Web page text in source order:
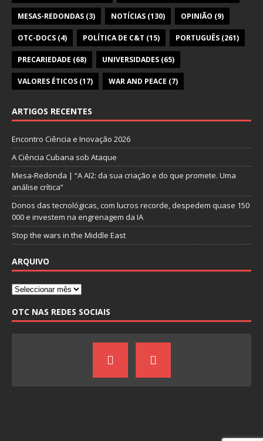
MESAS-REDONDAS (3) NOTÍCIAS (130) OPINIÃO (9)
OTC-DOCS (4) POLÍTICA DE C&T (15) PORTUGUÊS (261)
PRECARIEDADE (68) UNIVERSIDADES (65)
VALORES ÉTICOS (17) WAR AND PEACE (7)
ARTIGOS RECENTES
Encontro Ciência e Inovação 2026
A Ciência Cubana sob Ataque
Mesa-Redonda | “A AI2: da sua criação e do que promete. Uma
análise crítica”
Donos das tecnológicas, com lucros recorde, despedem quase 150
000 e investem na engrenagem da IA
Stop the wars in the Middle East
ARQUIVO
OTC NAS REDES SOCIAIS